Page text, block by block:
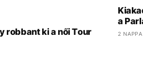
robbant ki a női Tour
a
2